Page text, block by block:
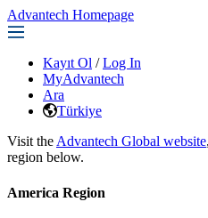
Advantech Homepage
Kayıt Ol / Log In
MyAdvantech
Ara
Türkiye
Visit the Advantech Global website
region below.
America Region